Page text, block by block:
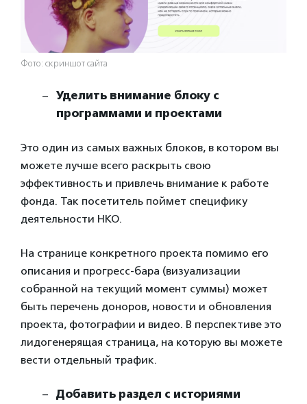
Фото: скриншот сайта
Уделить внимание блоку с
программами и проектами
Это один из самых важных блоков, в котором вы
можете лучше всего раскрыть свою
эффективность и привлечь внимание к работе
фонда. Так посетитель поймет специфику
деятельности НКО.
На странице конкретного проекта помимо его
описания и прогресс-бара (визуализации
собранной на текущий момент суммы) может
быть перечень доноров, новости и обновления
проекта, фотографии и видео. В перспективе это
лидогенерящая страница, на которую вы можете
вести отдельный трафик.
Добавить раздел с историями